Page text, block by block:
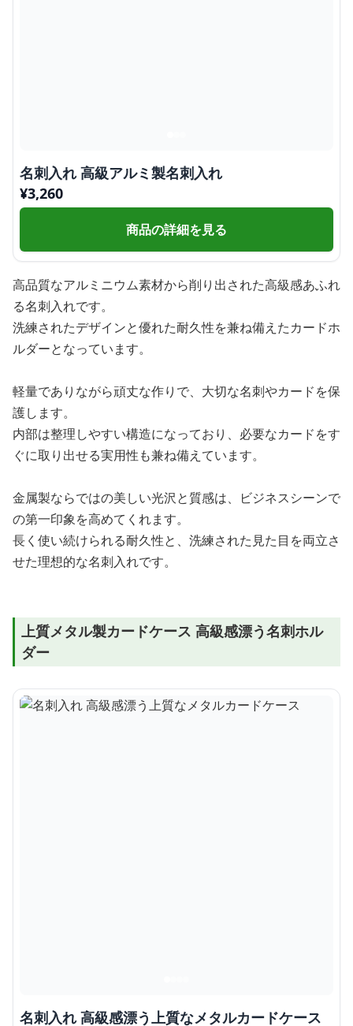
名刺入れ 高級アルミ製名刺入れ
¥3,260
商品の詳細を見る
高品質なアルミニウム素材から削り出された高級感あふれ
る名刺入れです。
洗練されたデザインと優れた耐久性を兼ね備えたカードホ
ルダーとなっています。
軽量でありながら頑丈な作りで、大切な名刺やカードを保
護します。
内部は整理しやすい構造になっており、必要なカードをす
ぐに取り出せる実用性も兼ね備えています。
金属製ならではの美しい光沢と質感は、ビジネスシーンで
の第一印象を高めてくれます。
長く使い続けられる耐久性と、洗練された見た目を両立さ
せた理想的な名刺入れです。
上質メタル製カードケース 高級感漂う名刺ホル
ダー
名刺入れ 高級感漂う上質なメタルカードケース